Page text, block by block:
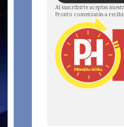
Al suscribirte aceptas
Pronto comenzarás a